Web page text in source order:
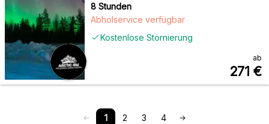
8 Stunden
Kostenlose Stornierung
Abholservice verfügbar
ab
271 €
1 2 3
4